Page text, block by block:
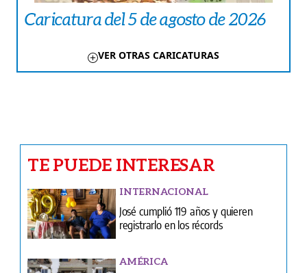
Caricatura del 5 de agosto de 2026
VER OTRAS CARICATURAS
José cumplió 119 años y quieren
registrarlo en los récords
AMÉRICA
Buscan reparar 4.000 viviendas
dañadas por los terremotos
CARICATURAS